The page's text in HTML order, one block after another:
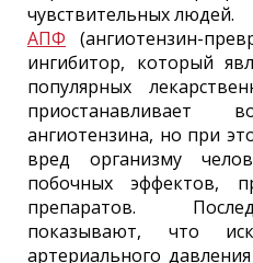
чувствительных людей.
АПФ (ангиотензин-
ингибитор, который
популярных
приостанавливает
ангиотензина, но при
вред организму
побочных эффектов,
препаратов.
показывают, что
артериального